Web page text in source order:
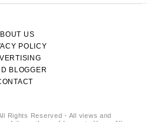
US
POLICY
BLOGGER
Rights Reserved - All views and